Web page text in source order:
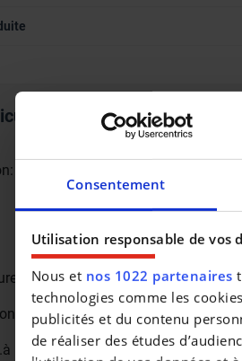
Consentement
Utilisation responsable de vos
Nous et nos 1022 partenaires
technologies comme les
publicités et du contenu
de réaliser des études
occasion
+ 250 €
CO2
EU6 rde II
rayon en V 775 RS